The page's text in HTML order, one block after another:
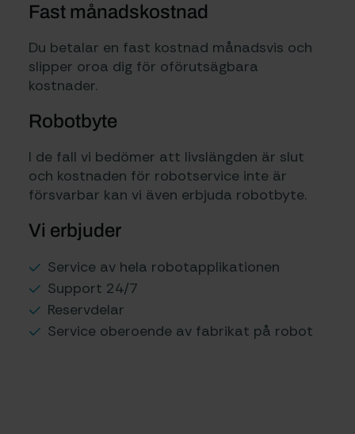
Fast månadskostnad
Du betalar en fast kostnad månadsvis och
slipper oroa dig för oförutsägbara
kostnader.
Robotbyte
I de fall vi bedömer att livslängden är slut
och kostnaden för robotservice inte är
försvarbar kan vi även erbjuda robotbyte.
Vi erbjuder
Service av hela robotapplikationen
Support 24/7
Reservdelar
Service oberoende av fabrikat på robot